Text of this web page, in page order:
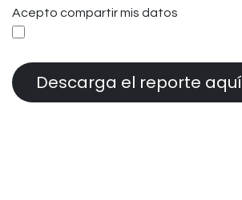
Acepto compartir mis datos
Descarga el reporte aquí